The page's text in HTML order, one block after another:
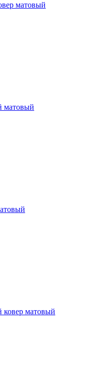
матовый
матовый
матовый